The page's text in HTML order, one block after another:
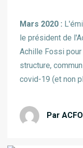
Mars 2020 :
le président de
Achille Fossi
structure,
covid-19 (et non
Par